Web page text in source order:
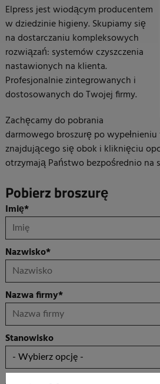
Elpress jest wiodącym producentem
w dziedzinie higieny. Skupiamy się
na dostarczaniu kompleksowych
rozwiązań: systemów czyszczenia
nastawionych na klienta.
Profesjonalnie zintegrowanych i
dostosowanych do Twojej firmy.
Zachęcamy do pobrania
darmowego broszurę po wypełnieniu
znajdującego się obok i kliknięciu
otrzymają Państwo bezpośrednio na
Pobierz broszurę
Imię*
Nazwisko*
Nazwa firmy*
Stanowisko